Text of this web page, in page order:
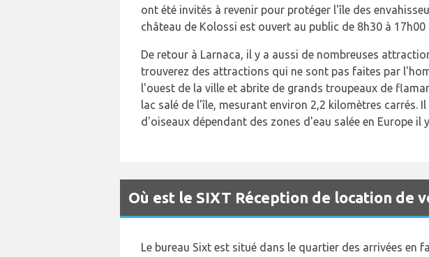
ont été invités à revenir pour protéger l'île des
château de Kolossi est ouvert au public de 8h30 à
De retour à Larnaca, il y a aussi de nombreuses
trouverez des attractions qui ne sont pas faites par
l'ouest de la ville et abrite de grands troupeaux de
lac salé de l'île, mesurant environ 2,2 kilomètres carrés.
d'oiseaux dépendant des zones d'eau salée en Europe il
Où est le SIXT Réception de location de
Le bureau Sixt est situé dans le quartier des arrivées en